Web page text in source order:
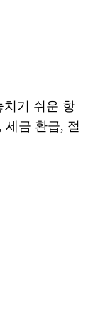
치기 쉬운 항
세금 환급, 절